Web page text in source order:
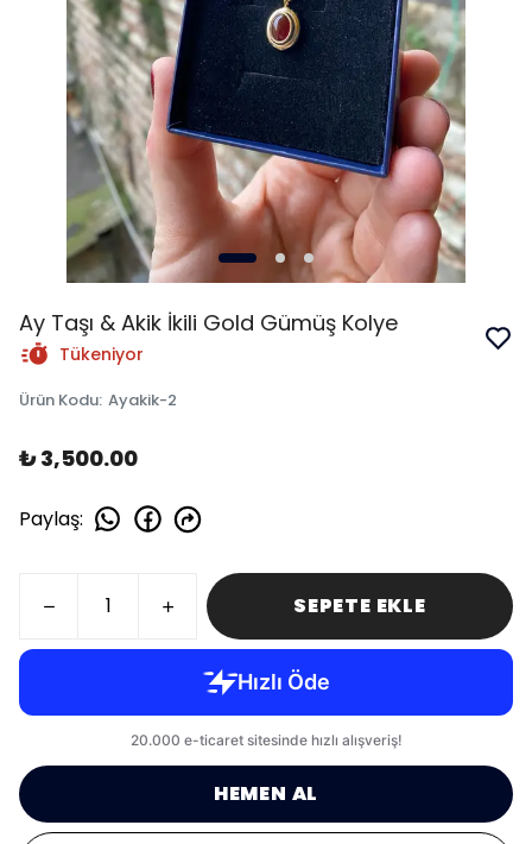
Ay Taşı & Akik İkili Gold Gümüş Kolye
Tükeniyor
Ürün Kodu: Ayakik-2
₺ 3,500.00
Paylaş:
SEPETE EKLE
HEMEN AL